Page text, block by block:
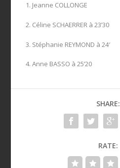
1. Jeanne COLLONGE
2. Céline SCHAERRER à 23’30
3. Stéphanie REYMOND à 24′
4. Anne BASSO à 25’20
SHARE:
RATE: